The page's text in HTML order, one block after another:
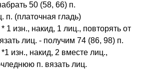
50 (58, 66) п.
п. (платочная гладь)
1 изн., накид, 1 лиц., повторять от
лиц. - получим 74 (86, 98) п.
изн., накид, 2 вместе лиц.,
п. вязать лиц.